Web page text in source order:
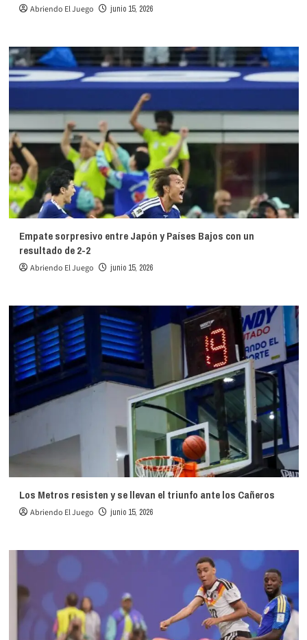
Abriendo El Juego junio 15, 2026
Empate sorpresivo entre Japón y Países Bajos con un
resultado de 2-2
Abriendo El Juego junio 15, 2026
Los Metros resisten y se llevan el triunfo ante los Cañeros
Abriendo El Juego junio 15, 2026